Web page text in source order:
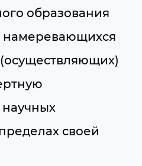
образования
намеревающихся
научных
своей